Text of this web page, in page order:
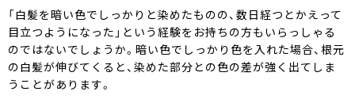
「白髪を暗い色でしっかりと染めたものの、数日経つとかえって
目立つようになった」という経験をお持ちの方もいらっしゃる
のではないでしょうか。暗い色でしっかり色を入れた場合、根元
の白髪が伸びてくると、染めた部分との色の差が強く出てしま
うことがあります。